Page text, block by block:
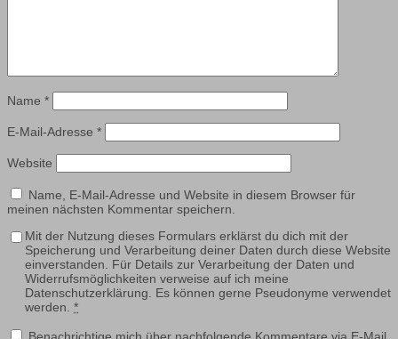
Name *
E-Mail-Adresse *
Website
Name, E-Mail-Adresse und Website in diesem Browser für
meinen nächsten Kommentar speichern.
Mit der Nutzung dieses Formulars erklärst du dich mit der
Speicherung und Verarbeitung deiner Daten durch diese Website
einverstanden. Für Details zur Verarbeitung der Daten und
Widerrufsmöglichkeiten verweise auf ich meine
Datenschutzerklärung. Es können gerne Pseudonyme verwendet
werden. *